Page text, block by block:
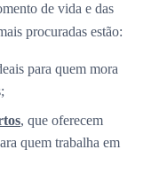
de vida e das
procuradas estão:
para quem mora
, que oferecem
quem trabalha em